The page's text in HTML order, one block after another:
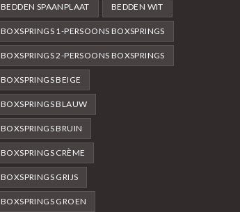
BEDDEN SPAANPLAAT BEDDEN WIT
BOXSPRINGS 1-PERSOONS BOXSPRINGS
BOXSPRINGS 2-PERSOONS BOXSPRINGS
BOXSPRINGS BEIGE
BOXSPRINGS BLAUW
BOXSPRINGS BRUIN
BOXSPRINGS CRÈME
BOXSPRINGS GRIJS
BOXSPRINGS GROEN